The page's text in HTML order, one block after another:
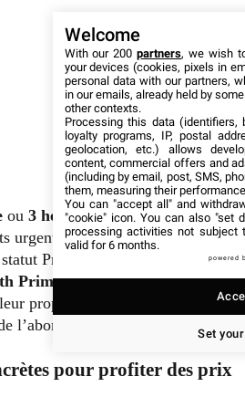
ou 3 heures, complète le
urgents. Cette option est facturée
Prime ou non. Pour les
Primepermet d’utiliser la
propre site e-commerce, ce qui
l’abonnement.
pour profiter des prix
Welcome
With our 200partners, we wish
your devices (cookies, pixels in
personal data with our partners,
in our emails, already held by
other contexts.
Processing this data (identifiers,
loyalty programs, IP, postal
geolocation, etc.) allows
content, commercial offers and
(including by email, post, SMS,
them, measuring their
You can "accept all" and
"cookie" icon. You can also "set
processing activities not subject
valid for 6 months.
powered
Set